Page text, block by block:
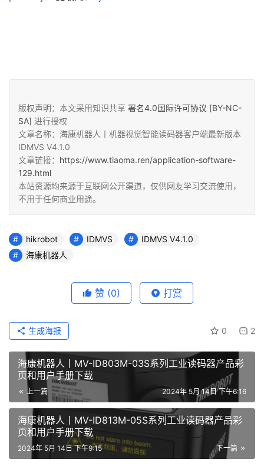
版权声明：本文采用知识共享 署名4.0国际许可协议 [BY-NC-
SA] 进行授权
文章名称：海康机器人丨机器视觉智能读码器客户端最新版本
IDMVS V4.1.0
文章链接： https://www.tiaoma.ren/application-software-
129.html
本站资源均来源于互联网公开渠道，仅供网友学习交流使用，
不用于任何商业用途。
hikrobot IDMVS
IDMVS V4.1.0
海康机器人
赞 (0) 打赏
0 2
生成海报
海康机器人丨MV-ID803M-03S系列工业读码器产品彩
页和用户手册下载
上一篇 2024年 5月 14日 下午6:16
海康机器人丨MV-ID813M-05S系列工业读码器产品彩
页和用户手册下载
下一篇
2024年 5月 14日 下午9:15